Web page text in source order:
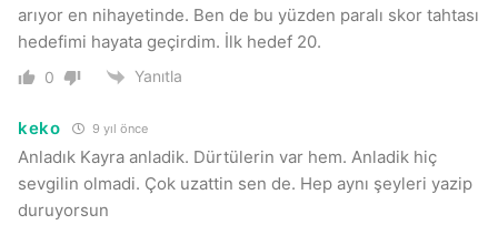
arıyor en nihayetinde. Ben de bu yüzden paralı skor tahtası
hedefimi hayata geçirdim. İlk hedef 20.
0 Yanıtla
keko 9 yıl önce
Anladık Kayra anladik. Dürtülerin var hem. Anladik hiç
sevgilin olmadi. Çok uzattin sen de. Hep aynı şeyleri yazip
duruyorsun